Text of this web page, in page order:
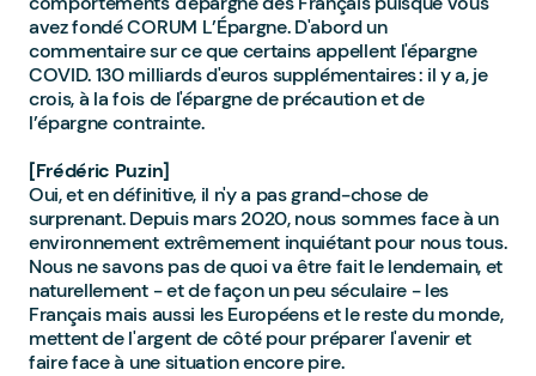
avez fondé CORUM L’Épargne. D'abord un
commentaire sur ce que certains appellent l'épargne
COVID. 130 milliards d'euros supplémentaires : il y a, je
crois, à la fois de l'épargne de précaution et de
l’épargne contrainte.
[Frédéric Puzin]
Oui, et en définitive, il n'y a pas grand-chose de
surprenant. Depuis mars 2020, nous sommes face à un
environnement extrêmement inquiétant pour nous tous.
Nous ne savons pas de quoi va être fait le lendemain, et
naturellement - et de façon un peu séculaire - les
Français mais aussi les Européens et le reste du monde,
mettent de l'argent de côté pour préparer l'avenir et
faire face à une situation encore pire.